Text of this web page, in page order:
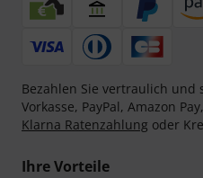
Bezahlen Sie vertraulich und
Vorkasse, PayPal, Amazon Pay,
Klarna Ratenzahlung oder
Ihre Vorteile